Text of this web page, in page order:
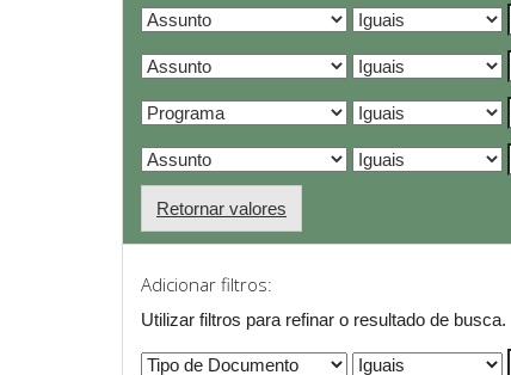
Retornar valores
Adicionar filtros:
Utilizar filtros para refinar o resultado de busca.